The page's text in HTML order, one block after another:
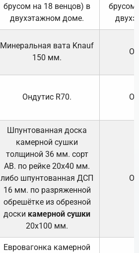
брусом на 18 венцов) в
двухэтажном доме.
брусом
Минеральная вата Knauf
150 мм.
Ондутис R70.
Шпунтованная доска
камерной сушки
толщиной 36 мм. сорт
АВ. по рейке 20х40 мм.
либо шпунтованная ДСП
16 мм. по разряженной
обрешётке из обрезной
доски камерной сушки
20х100 мм.
Евровагонка камерной